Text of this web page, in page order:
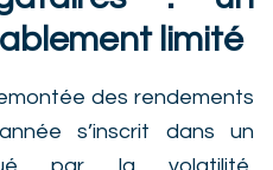
limité
des rendements
s’inscrit dans un